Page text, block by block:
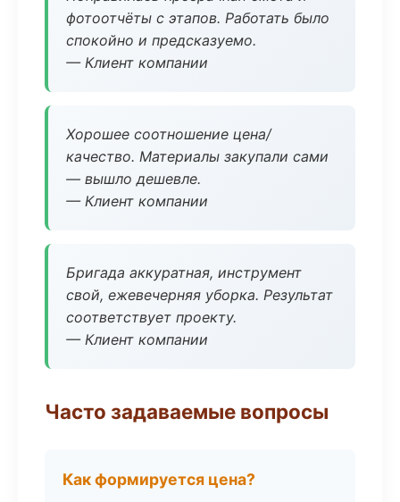
фотоотчёты с этапов. Работать было
спокойно и предсказуемо.
— Клиент компании
Хорошее соотношение цена/
качество. Материалы закупали сами
— вышло дешевле.
— Клиент компании
Бригада аккуратная, инструмент
свой, ежевечерняя уборка. Результат
соответствует проекту.
— Клиент компании
Часто задаваемые вопросы
Как формируется цена?